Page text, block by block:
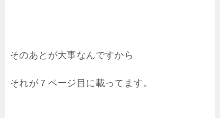
そのあとが大事なんですから
それが７ページ目に載ってます。